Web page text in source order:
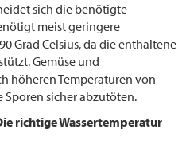
sich die benötigte
meist geringere
Grad Celsius, da die enthaltene
Gemüse und
höheren Temperaturen von
Sporen sicher abzutöten.
richtige Wassertemperatur